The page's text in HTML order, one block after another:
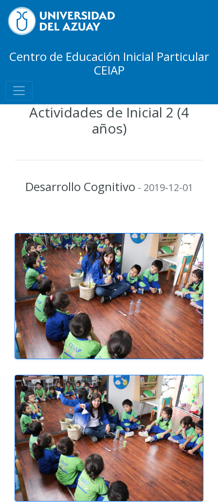
Centro de Educación Inicial Particular
CEIAP
Actividades de Inicial 2 (4
años)
Desarrollo Cognitivo - 2019-12-01